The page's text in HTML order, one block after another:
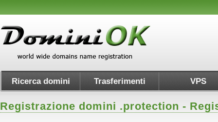
Ricerca domini Trasferimenti VPS
Registrazione domini .protection -